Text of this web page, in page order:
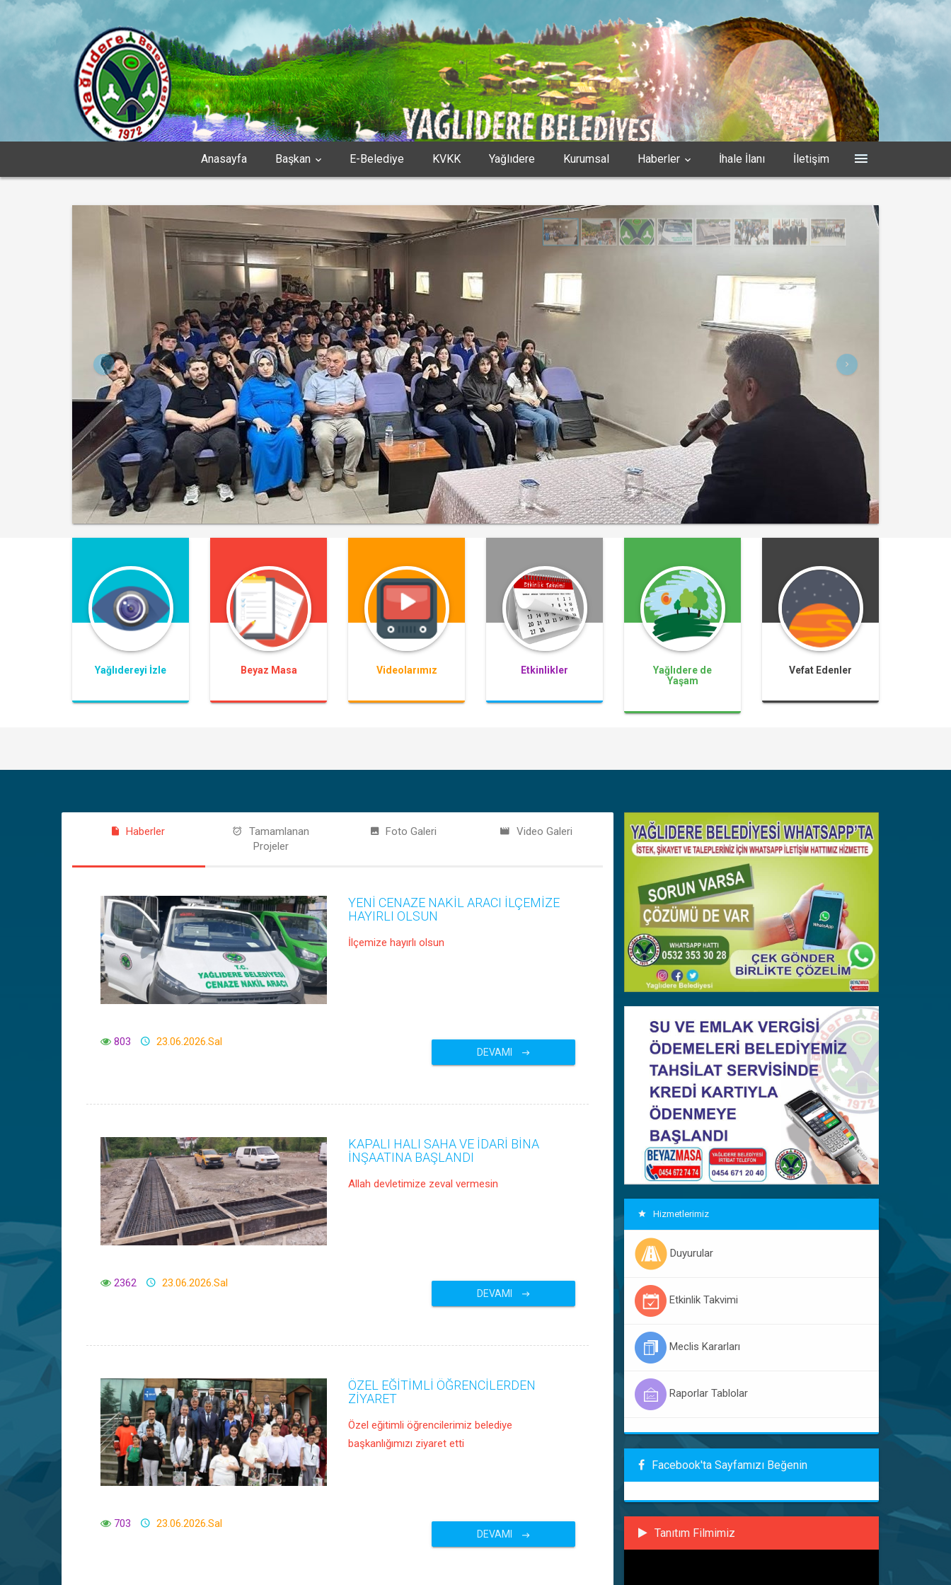
Anasayfa Başkan E-Belediye KVKK Yağlıdere Kurumsal Haberler İhale İlanı İletişim
İLÇEMİZDE BAHAR ŞENLİĞİ DÜZENLENDİ
Yağlıdereyi İzle Beyaz Masa Videolarımız Etkinlikler
Yağlıdere de
Yaşam
Vefat Edenler
Haberler
Tamamlanan
Projeler
Foto Galeri Video Galeri
YENİ CENAZE NAKİL ARACI İLÇEMİZE
HAYIRLI OLSUN
İlçemize hayırlı olsun
803 23.06.2026.Sal
DEVAMI
KAPALI HALI SAHA VE İDARİ BİNA
İNŞAATINA BAŞLANDI
Allah devletimize zeval vermesin
2362 23.06.2026.Sal
DEVAMI
ÖZEL EĞİTİMLİ ÖĞRENCİLERDEN
ZİYARET
Özel eğitimli öğrencilerimiz belediye
başkanlığımızı ziyaret etti
703 23.06.2026.Sal
DEVAMI
Hizmetlerimiz
Duyurular
Etkinlik Takvimi
Meclis Kararları
Raporlar Tablolar
Facebook'ta Sayfamızı Beğenin
Tanıtım Filmimiz